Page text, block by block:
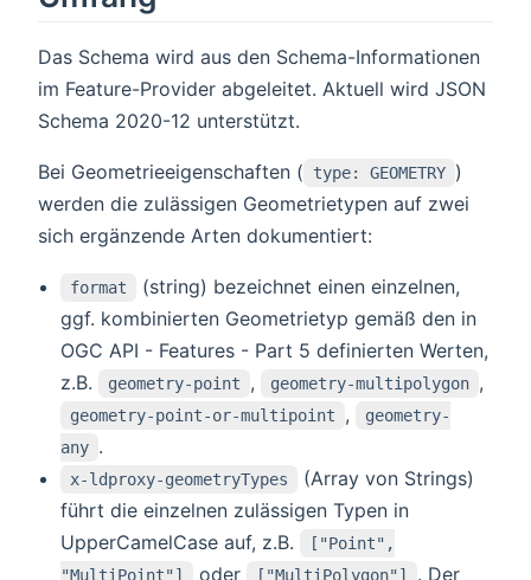
Das Schema wird aus den Schema-Informationen
im Feature-Provider abgeleitet. Aktuell wird JSON
Schema 2020-12 unterstützt.
Bei Geometrieeigenschaften ( type: GEOMETRY )
werden die zulässigen Geometrietypen auf zwei
sich ergänzende Arten dokumentiert:
format
(string) bezeichnet einen einzelnen,
ggf. kombinierten Geometrietyp gemäß den in
OGC API - Features - Part 5 definierten Werten,
z.B.
geometry-point , geometry-multipolygon ,
geometry-point-or-multipoint ,
geometry-
any .
x-ldproxy-geometryTypes
(Array von Strings)
führt die einzelnen zulässigen Typen in
UpperCamelCase auf, z.B.
["Point",
"MultiPoint"]
oder ["MultiPolygon"]
. Der